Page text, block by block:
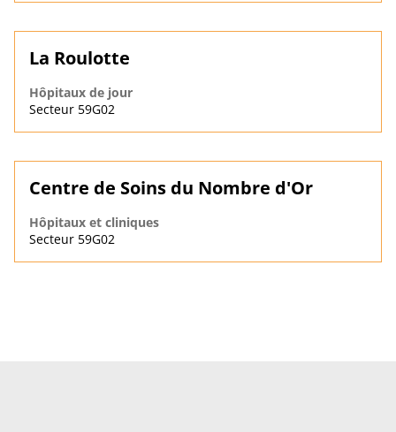
La Roulotte
Hôpitaux de jour
Secteur 59G02
Centre de Soins du Nombre d'Or
Hôpitaux et cliniques
Secteur 59G02